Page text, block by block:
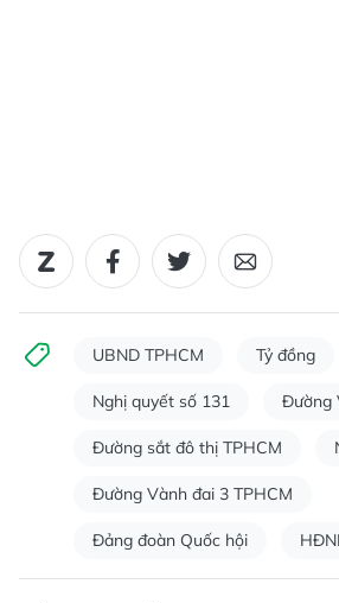
UBND TPHCM Tỷ đồng
Nghị quyết số 131 Đường
Đường sắt đô thị TPHCM
Đường Vành đai 3 TPHCM
Đảng đoàn Quốc hội